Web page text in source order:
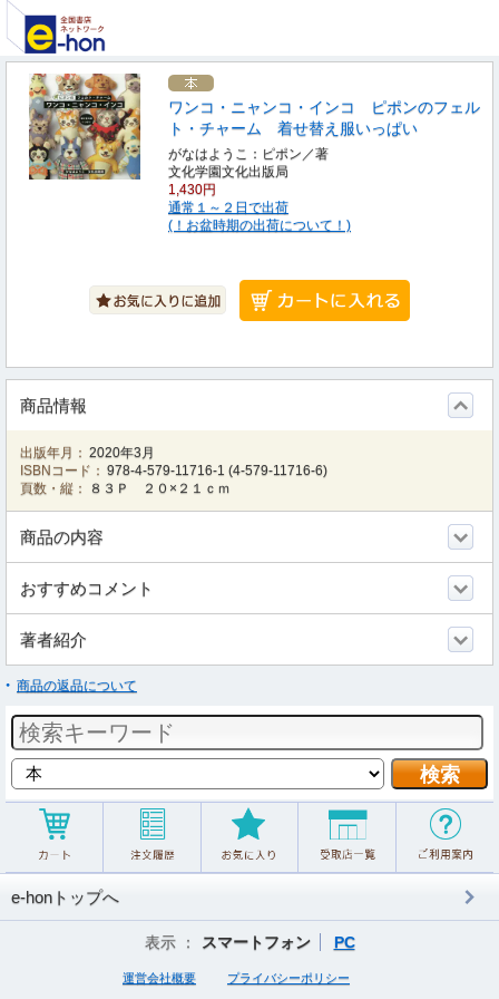
ワンコ・ニャンコ・インコ ピポンのフェル
ト・チャーム 着せ替え服いっぱい
がなはようこ：ピポン／著
文化学園文化出版局
1,430円
通常１～２日で出荷
(！お盆時期の出荷について！)
商品情報
出版年月： 2020年3月
ISBNコード： 978-4-579-11716-1 (4-579-11716-6)
頁数・縦：
８３Ｐ ２０×２１ｃｍ
商品の内容
おすすめコメント
著者紹介
商品の返品について
e-honトップへ
表示 ： スマートフォン PC
運営会社概要 プライバシーポリシー